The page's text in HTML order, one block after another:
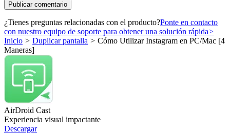
¿Tienes preguntas relacionadas con el producto?Ponte en contacto
con nuestro equipo de soporte para obtener una solución rápida>
Inicio > Duplicar pantalla > Cómo Utilizar Instagram en PC/Mac [4
Maneras]
AirDroid Cast
Experiencia visual impactante
Descargar